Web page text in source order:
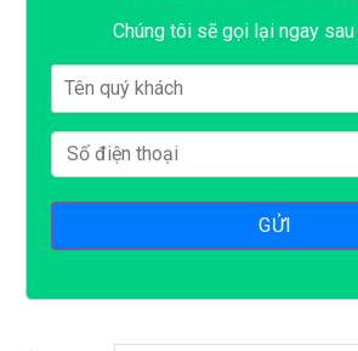
Chúng tôi sẽ gọi lại ngay